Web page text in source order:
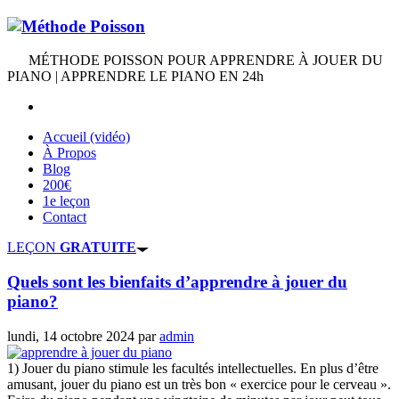
MÉTHODE POISSON POUR APPRENDRE À JOUER DU
PIANO | APPRENDRE LE PIANO EN 24h
Accueil (vidéo)
À Propos
Blog
200€
1e leçon
Contact
LEÇON GRATUITE
Quels sont les bienfaits d’apprendre à jouer du
piano?
lundi, 14 octobre 2024 paradmin
1) Jouer du piano stimule les facultés intellectuelles. En plus d’être
amusant, jouer du piano est un très bon « exercice pour le cerveau ».